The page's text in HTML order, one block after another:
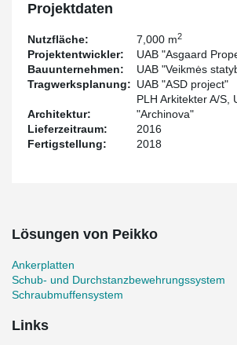
Projektdaten
Nutzfläche: 7,000 m2
Projektentwickler:
UAB "Asgaard
Bauunternehmen:
UAB "Veikmės
Tragwerksplanung: UAB "ASD project"
Architektur:
PLH Arkitekter A/S,
"Archinova"
Lieferzeitraum:
2016
Fertigstellung:
2018
Lösungen von Peikko
Ankerplatten
Schub- und Durchstanzbewehrungssystem
Schraubmuffensystem
Links